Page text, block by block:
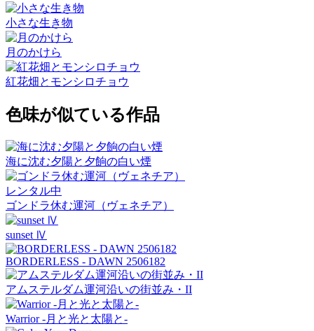
小さな生き物
月のかけら
紅花畑とモンシロチョウ
色味が似ている作品
海に沈む夕陽と夕餉の白い煙
レンタル中
ゴンドラ休む運河（ヴェネチア）
sunset Ⅳ
BORDERLESS - DAWN 2506182
アムステルダム運河沿いの街並み・II
Warrior -月と光と太陽と-